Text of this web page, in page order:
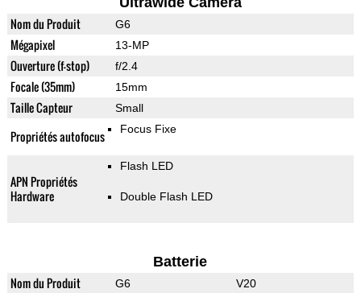
Nom du Produit G6
Mégapixel 13-MP
Ouverture (f-stop) f/2.4
Focale (35mm) 15mm
Taille Capteur Small
Propriétés autofocus Focus Fixe
APN Propriétés
Hardware
Flash LED
Double Flash LED
Batterie
Nom du Produit G6 V20